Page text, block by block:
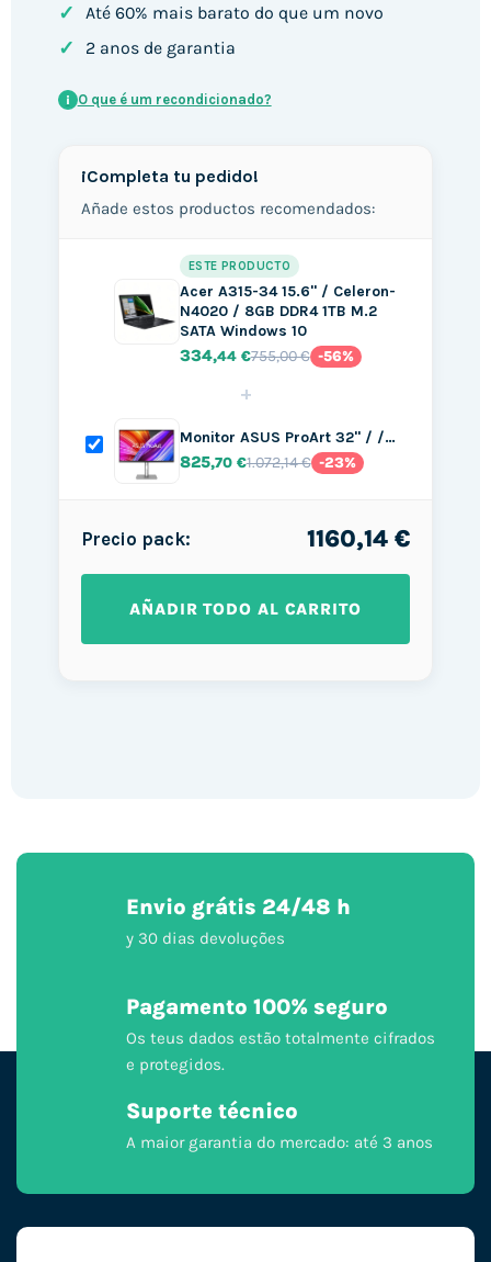
✓ Até 60% mais barato do que um novo
✓ 2 anos de garantia
i O que é um recondicionado?
¡Completa tu pedido!
Añade estos productos recomendados:
ESTE PRODUCTO
Acer A315-34 15.6" / Celeron-
N4020 / 8GB DDR4 1TB M.2
SATA Windows 10
334,44 €755,00 € -56%
+
Monitor ASUS ProArt 32" / /…
825,70 €1.072,14 € -23%
Precio pack: 1160,14 €
AÑADIR TODO AL CARRITO
Envio grátis 24/48 h
y 30 dias devoluções
Pagamento 100% seguro
Os teus dados estão totalmente cifrados
e protegidos.
Suporte técnico
A maior garantia do mercado: até 3 anos